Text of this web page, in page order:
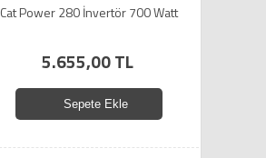
Cat Power 280 İnvertör 700 Watt
5.655,00 TL
Sepete Ekle